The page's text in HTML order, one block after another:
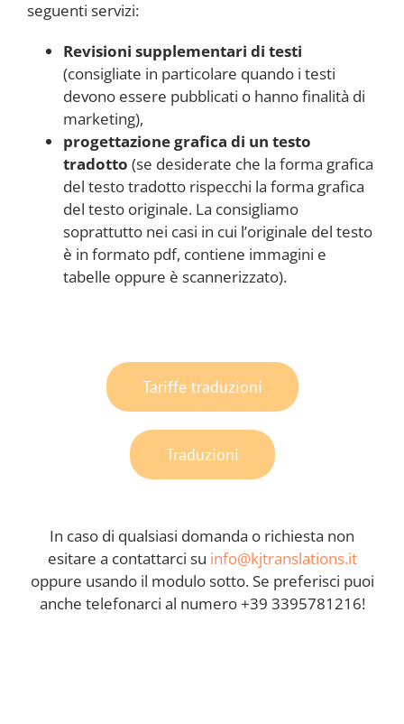
seguenti servizi:
Revisioni supplementari di testi
(consigliate in particolare quando i testi
devono essere pubblicati o hanno finalità di
marketing),
progettazione grafica di un testo
tradotto (se desiderate che la forma grafica
del testo tradotto rispecchi la forma grafica
del testo originale. La consigliamo
soprattutto nei casi in cui l’originale del testo
è in formato pdf, contiene immagini e
tabelle oppure è scannerizzato).
Tariffe traduzioni
Traduzioni
In caso di qualsiasi domanda o richiesta non
esitare a contattarci su info@kjtranslations.it
oppure usando il modulo sotto. Se preferisci puoi
anche telefonarci al numero +39 3395781216!